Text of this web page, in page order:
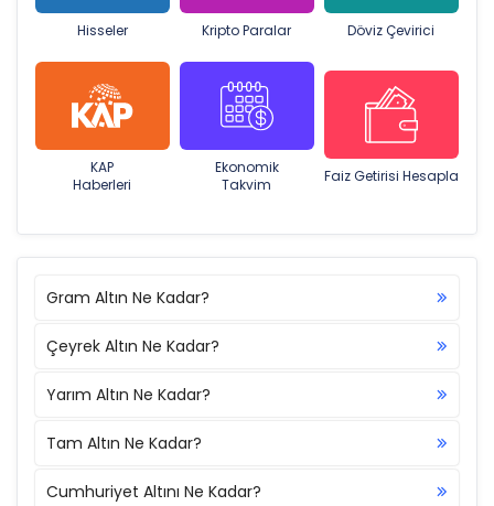
Hisseler Kripto Paralar Döviz Çevirici
KAP
Haberleri
Ekonomik
Takvim
Faiz Getirisi Hesapla
Gram Altın Ne Kadar?
Çeyrek Altın Ne Kadar?
Yarım Altın Ne Kadar?
Tam Altın Ne Kadar?
Cumhuriyet Altını Ne Kadar?